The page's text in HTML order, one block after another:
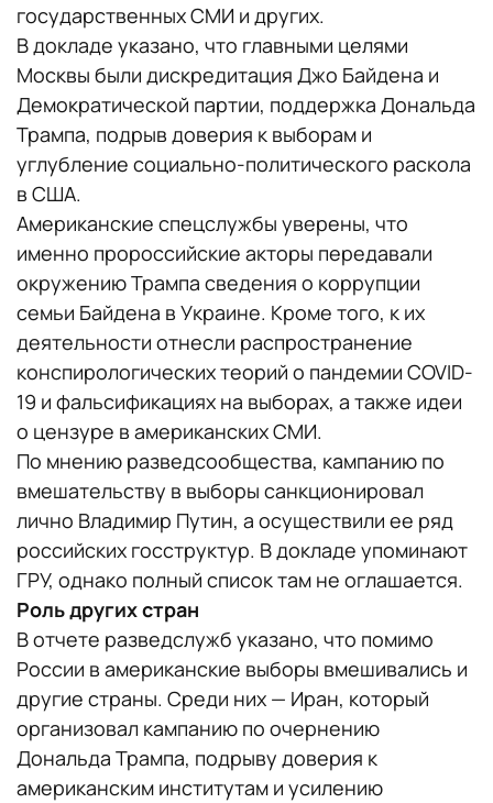
государственных СМИ и других.
В докладе указано, что главными целями
Москвы были дискредитация Джо Байдена и
Демократической партии, поддержка Дональда
Трампа, подрыв доверия к выборам и
углубление социально-политического раскола
в США.
Американские спецслужбы уверены, что
именно пророссийские акторы передавали
окружению Трампа сведения о коррупции
семьи Байдена в Украине. Кроме того, к их
деятельности отнесли распространение
конспирологических теорий о пандемии COVID-
19 и фальсификациях на выборах, а также идеи
о цензуре в американских СМИ.
По мнению разведсообщества, кампанию по
вмешательству в выборы санкционировал
лично Владимир Путин, а осуществили ее ряд
российских госструктур. В докладе упоминают
ГРУ, однако полный список там не оглашается.
Роль других стран
В отчете разведслужб указано, что помимо
России в американские выборы вмешивались и
другие страны. Среди них — Иран, который
организовал кампанию по очернению
Дональда Трампа, подрыву доверия к
американским институтам и усилению